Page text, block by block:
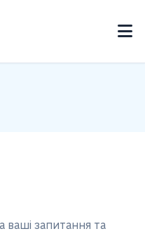
ваші запитання та